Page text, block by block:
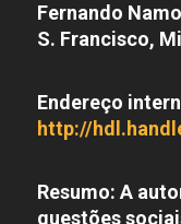
Fernando
S. Francisco,
Endereço
http://
Resumo: A
questões